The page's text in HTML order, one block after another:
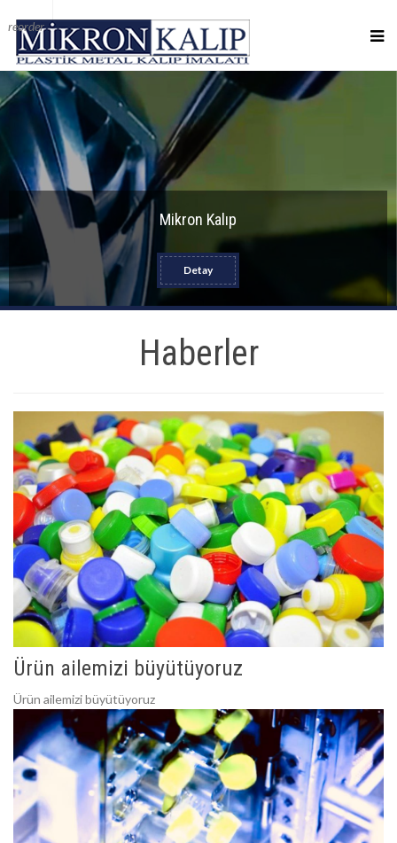
reorder
Mikron Kalıp
Detay
Haberler
Ürün ailemizi büyütüyoruz
Ürün ailemizi büyütüyoruz